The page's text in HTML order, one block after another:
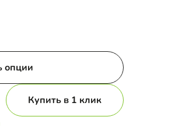
опции
Купить в 1 клик